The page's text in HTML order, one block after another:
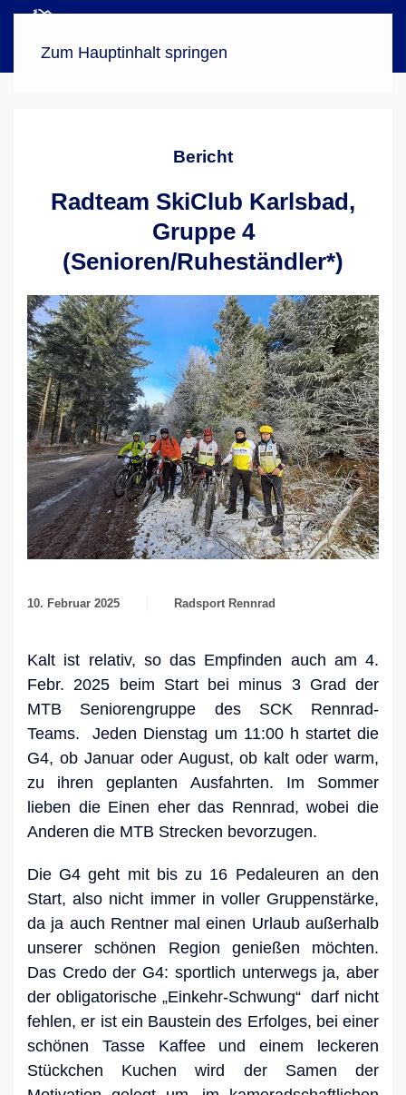
Zum Hauptinhalt springen
Bericht
Radteam SkiClub Karlsbad,
Gruppe 4
(Senioren/Ruheständler*)
10. Februar 2025 Radsport Rennrad
Kalt ist relativ, so das Empfinden auch am 4.
Febr. 2025 beim Start bei minus 3 Grad der
MTB Seniorengruppe des SCK Rennrad-
Teams. Jeden Dienstag um 11:00 h startet die
G4, ob Januar oder August, ob kalt oder warm,
zu ihren geplanten Ausfahrten. Im Sommer
lieben die Einen eher das Rennrad, wobei die
Anderen die MTB Strecken bevorzugen.
Die G4 geht mit bis zu 16 Pedaleuren an den
Start, also nicht immer in voller Gruppenstärke,
da ja auch Rentner mal einen Urlaub außerhalb
unserer schönen Region genießen möchten.
Das Credo der G4: sportlich unterwegs ja, aber
der obligatorische „Einkehr-Schwung“ darf nicht
fehlen, er ist ein Baustein des Erfolges, bei einer
schönen Tasse Kaffee und einem leckeren
Stückchen Kuchen wird der Samen der